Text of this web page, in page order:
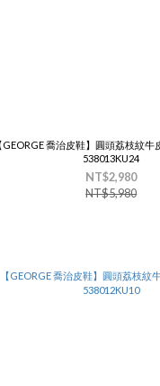
GEORGE 喬治皮鞋】圓頭荔枝紋
538013KU24
NT$2,980
NT$5,980